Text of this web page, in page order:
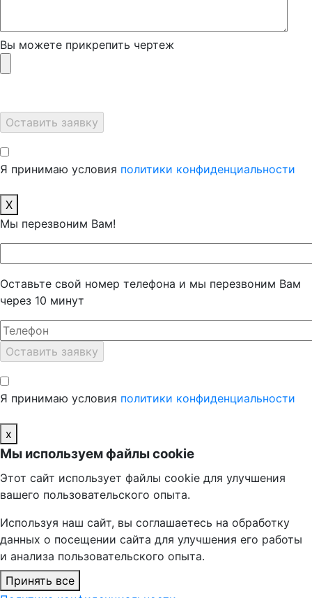
Вы можете прикрепить чертеж
Я принимаю условия политики конфиденциальности
X
Мы перезвоним Вам!
Оставьте свой номер телефона и мы перезвоним Вам
через 10 минут
Я принимаю условия политики конфиденциальности
x
Мы используем файлы cookie
Этот сайт использует файлы cookie для улучшения
вашего пользовательского опыта.
Используя наш сайт, вы соглашаетесь на обработку
данных о посещении сайта для улучшения его работы
и анализа пользовательского опыта.
Принять все